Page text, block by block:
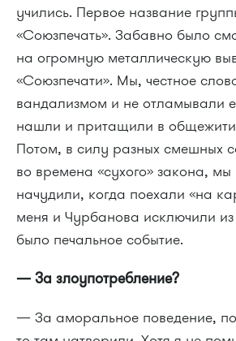
учились. Первое название
«Союзпечать». Забавно было
на огромную металлическую
«Союзпечати». Мы, честное
вандализмом и не отламывали
нашли и притащили в
Потом, в силу разных смешных
во времена «сухого» закона, мы
начудили, когда поехали «на
меня и Чурбанова исключили
было печальное событие.
— За злоупотребление?
— За аморальное поведение,